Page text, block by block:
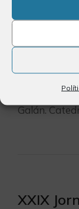
XXIX
10.00
JORNADAS
Galán.
XXIX